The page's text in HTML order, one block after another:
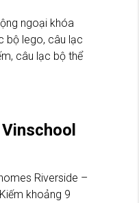
ngoại khóa
bộ lego, câu lạc
câu lạc bộ thể
Riverside –
khoảng 9